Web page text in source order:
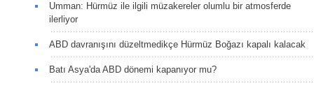
Umman: Hürmüz ile ilgili müzakereler olumlu bir atmosferde
ilerliyor
ABD davranışını düzeltmedikçe Hürmüz Boğazı kapalı kalacak
Batı Asya'da ABD dönemi kapanıyor mu?